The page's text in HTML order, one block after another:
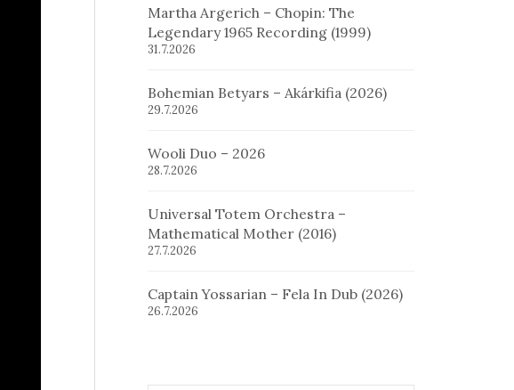
Martha Argerich – Chopin: The
Legendary 1965 Recording (1999)
31.7.2026
Bohemian Betyars – Akárkifia (2026)
29.7.2026
Wooli Duo – 2026
28.7.2026
Universal Totem Orchestra –
Mathematical Mother (2016)
27.7.2026
Captain Yossarian – Fela In Dub (2026)
26.7.2026